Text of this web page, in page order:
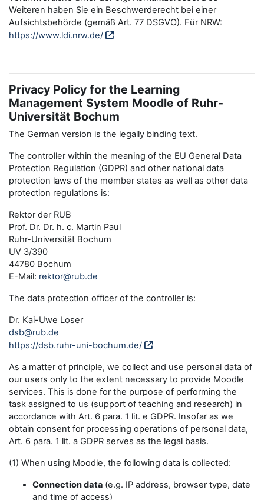
Weiteren haben Sie ein Beschwerderecht bei einer
Aufsichtsbehörde (gemäß Art. 77 DSGVO). Für NRW:
https://www.ldi.nrw.de/
Privacy Policy for the Learning
Management System Moodle of Ruhr-
Universität Bochum
The German version is the legally binding text.
The controller within the meaning of the EU General Data
Protection Regulation (GDPR) and other national data
protection laws of the member states as well as other data
protection regulations is:
Rektor der RUB
Prof. Dr. Dr. h. c. Martin Paul
Ruhr-Universität Bochum
UV 3/390
44780 Bochum
E-Mail: rektor@rub.de
The data protection officer of the controller is:
Dr. Kai-Uwe Loser
dsb@rub.de
https://dsb.ruhr-uni-bochum.de/
As a matter of principle, we collect and use personal data of
our users only to the extent necessary to provide Moodle
services. This is done for the purpose of performing the
task assigned to us (support of teaching and research) in
accordance with Art. 6 para. 1 lit. e GDPR. Insofar as we
obtain consent for processing operations of personal data,
Art. 6 para. 1 lit. a GDPR serves as the legal basis.
(1) When using Moodle, the following data is collected:
Connection data (e.g. IP address, browser type, date
and time of access)